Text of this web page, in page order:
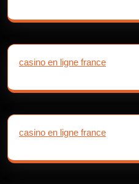
casino en ligne france
casino en ligne france